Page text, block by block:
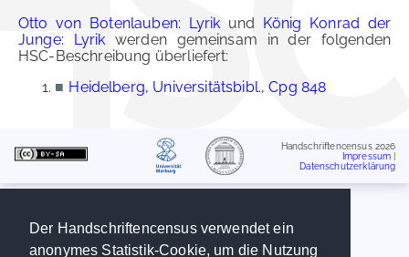
Der Handschriftencensus verwendet ein
anonymes Statistik-Cookie, um die Nutzung
Otto von Botenlauben: Lyrikund König Konrad der
Junge: Lyrik werden gemeinsam in der folgenden
HSC-Beschreibung überliefert:
■ Heidelberg, Universitätsbibl., Cpg 848
Handschriftencensus 2026
Impressum
Datenschutzerklärung